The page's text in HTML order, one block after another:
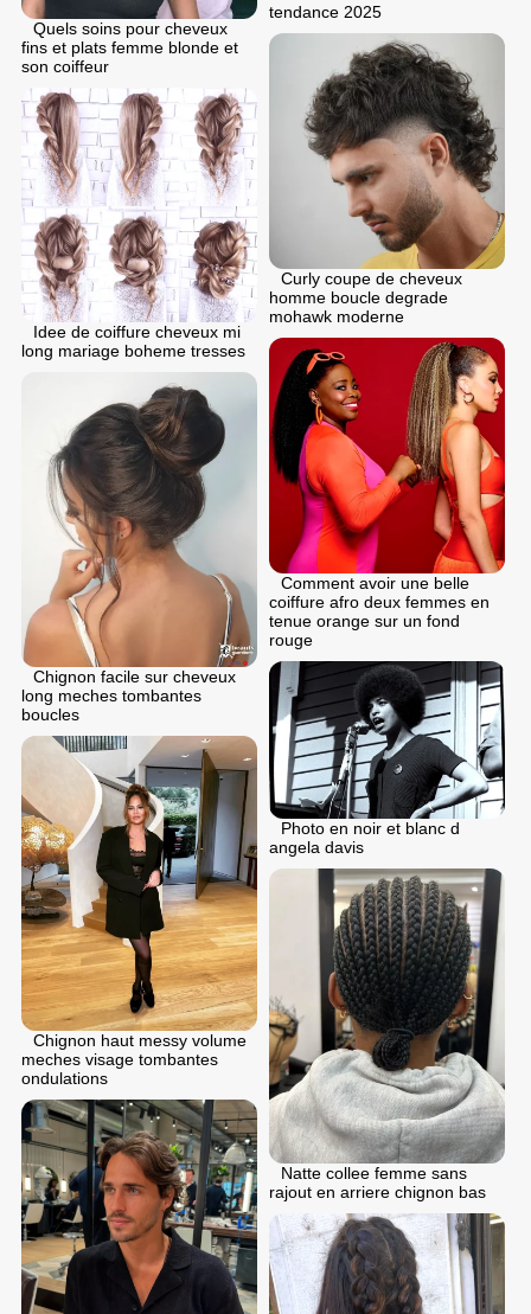
tendance 2025
Quels soins pour cheveux
fins et plats femme blonde et
son coiffeur
Curly coupe de cheveux
homme boucle degrade
mohawk moderne
Idee de coiffure cheveux mi
long mariage boheme tresses
Comment avoir une belle
coiffure afro deux femmes en
tenue orange sur un fond
rouge
Chignon facile sur cheveux
long meches tombantes
boucles
Photo en noir et blanc d
angela davis
Chignon haut messy volume
meches visage tombantes
ondulations
Natte collee femme sans
rajout en arriere chignon bas